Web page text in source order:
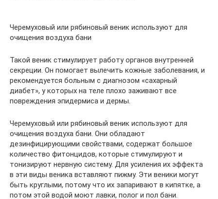
Черемуховый или рябиновый веник используют для
очищения воздуха бани
Такой веник стимулирует работу органов внутренней
секреции. Он помогает вылечить кожные заболевания, и
рекомендуется больным с диагнозом «сахарный
диабет», у которых на теле плохо заживают все
повреждения эпидермиса и дермы.
Черемуховый или рябиновый веник используют для
очищения воздуха бани. Они обладают
дезинфицирующими свойствами, содержат большое
количество фитонцидов, которые стимулируют и
тонизируют нервную систему. Для усиления их эффекта
в эти виды веника вставляют пижму. Эти веники могут
быть круглыми, потому что их запаривают в кипятке, а
потом этой водой моют лавки, полог и пол бани.